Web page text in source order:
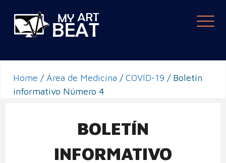
Home / Área de Medicina /COVID-19 / Boletín
informativo Número 4
BOLETÍN
INFORMATIVO